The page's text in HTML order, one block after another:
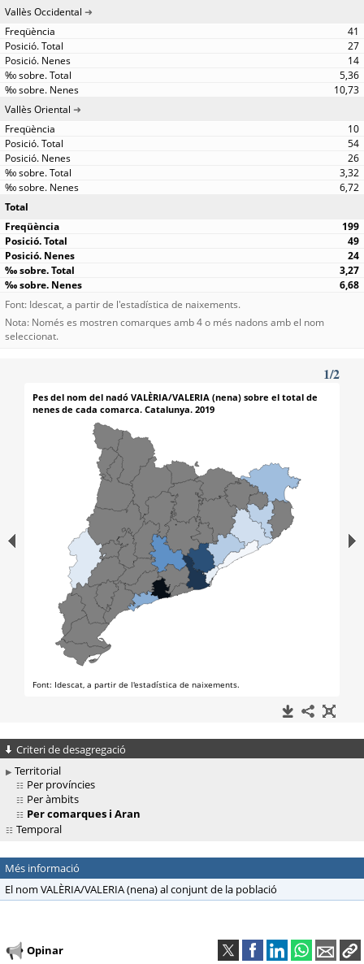
Vallès Occidental
41
27
14
5,36
10,73
Vallès Oriental
10
54
26
3,32
6,72
Total
199
49
24
3,27
6,68
Font: Idescat, a partir de l'estadística de naixements.
Nota: Només es mostren comarques amb 4 o més nadons amb el nom
seleccionat.
Criteri de desagregació
Territorial
Per províncies
Per àmbits
Per comarques i Aran
Temporal
Més informació
El nom VALÈRIA/VALERIA (nena) al conjunt de la població
Opinar